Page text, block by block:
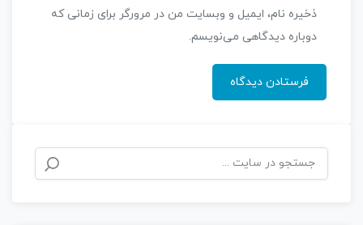
ذخیره نام، ایمیل و وبسایت من در مرورگر برای زمانی که
دوباره دیدگاهی می‌نویسم.